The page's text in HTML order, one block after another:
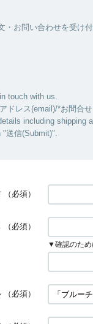
・お問い合わせを受け付
touch with us.
ドレス(email)/*お問合
including shipping
"送信(Submit)".
（必須）
（必須）
▼確認のため
（必須）